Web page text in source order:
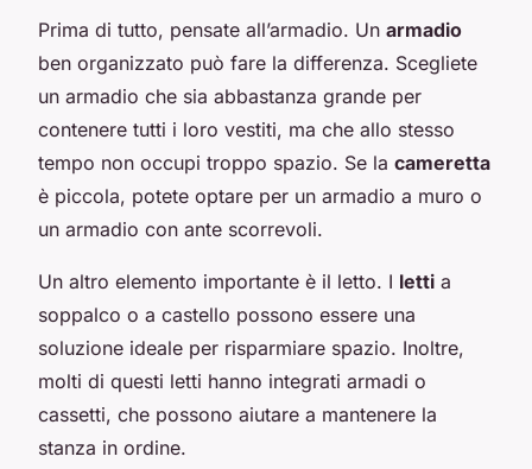
Prima di tutto, pensate all’armadio. Un armadio
ben organizzato può fare la differenza. Scegliete
un armadio che sia abbastanza grande per
contenere tutti i loro vestiti, ma che allo stesso
tempo non occupi troppo spazio. Se la cameretta
è piccola, potete optare per un armadio a muro o
un armadio con ante scorrevoli.
Un altro elemento importante è il letto. I letti a
soppalco o a castello possono essere una
soluzione ideale per risparmiare spazio. Inoltre,
molti di questi letti hanno integrati armadi o
cassetti, che possono aiutare a mantenere la
stanza in ordine.